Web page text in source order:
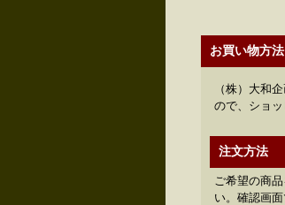
お買い物方法
（株）大和
ので、ショ
注文方法
ご希望の商
い。確認画